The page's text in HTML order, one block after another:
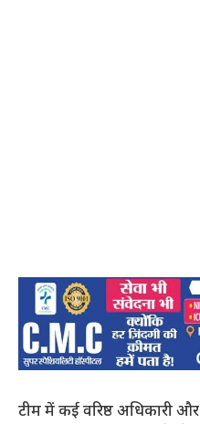
टीम में कई वरिष्ठ अधिकारी